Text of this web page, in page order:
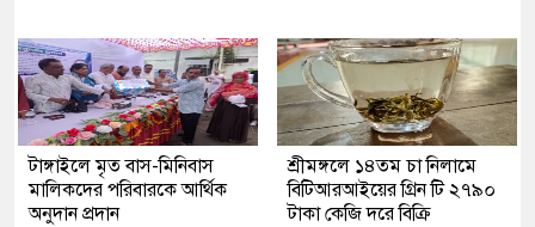
টাঙ্গাইলে মৃত বাস-মিনিবাস
মালিকদের পরিবারকে আর্থিক
অনুদান প্রদান
শ্রীমঙ্গলে ১৪তম চা নিলামে
বিটিআরআইয়ের গ্রিন টি ২৭৯০
টাকা কেজি দরে বিক্রি